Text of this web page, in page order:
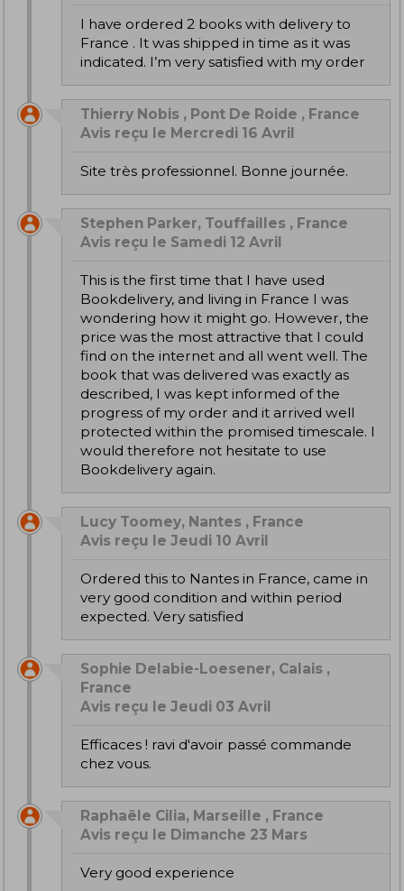
I have ordered 2 books with delivery to
France . It was shipped in time as it was
indicated. I’m very satisfied with my order
Thierry Nobis , Pont De Roide , France
Avis reçu le Mercredi 16 Avril
Site très professionnel. Bonne journée.
Stephen Parker, Touffailles , France
Avis reçu le Samedi 12 Avril
This is the first time that I have used
Bookdelivery, and living in France I was
wondering how it might go. However, the
price was the most attractive that I could
find on the internet and all went well. The
book that was delivered was exactly as
described, I was kept informed of the
progress of my order and it arrived well
protected within the promised timescale. I
would therefore not hesitate to use
Bookdelivery again.
Lucy Toomey, Nantes , France
Avis reçu le Jeudi 10 Avril
Ordered this to Nantes in France, came in
very good condition and within period
expected. Very satisfied
Sophie Delabie-Loesener, Calais ,
France
Avis reçu le Jeudi 03 Avril
efficaces ! ravi d'avoir passé commande
chez vous.
Raphaële Cilia, Marseille , France
Avis reçu le Dimanche 23 Mars
Very good experience